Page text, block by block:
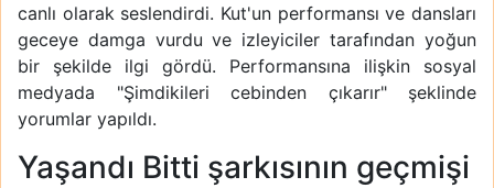
canlı olarak seslendirdi. Kut'un performansı ve dansları
geceye damga vurdu ve izleyiciler tarafından yoğun
bir şekilde ilgi gördü. Performansına ilişkin sosyal
medyada "Şimdikileri cebinden çıkarır" şeklinde
yorumlar yapıldı.
Yaşandı Bitti şarkısının geçmişi